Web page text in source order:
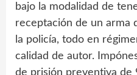
bajo la modalidad de
receptación de un arma
la policía, todo en
calidad de autor.
de prisión preventiva de